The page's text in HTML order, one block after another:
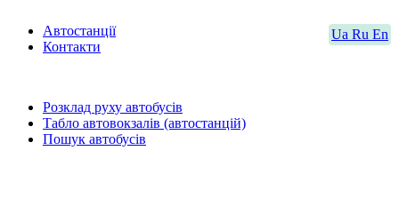
Ua Ru En
Автостанції
Контакти
Розклад руху автобусів
Табло автовокзалів (автостанцій)
Пошук автобусів